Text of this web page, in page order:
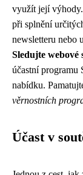
využít její
při splnění
newsletteru nebo
Sledujte
účastní programu
nabídku.
věrnostních
Účast v